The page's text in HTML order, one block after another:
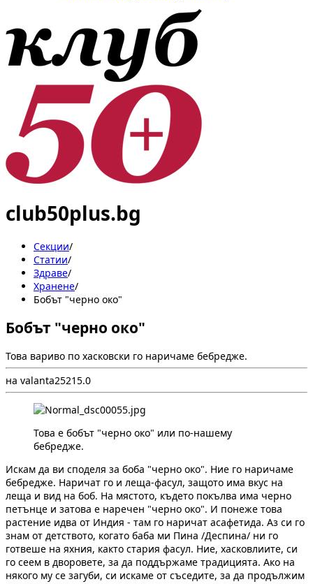
club50plus.bg
Секции/
Статии/
Здраве/
Хранене/
Бобът "черно око"
Бобът "черно око"
Това вариво по хасковски го наричаме бебредже.
на valanta25215.0
Това е бобът "черно око" или по-нашему
бебредже.
Искам да ви споделя за боба "черно око". Ние го наричаме
бебредже. Наричат го и леща-фасул, защото има вкус на
леща и вид на боб. На мястото, където покълва има черно
петънце и затова е наречен "черно око". И понеже това
растение идва от Индия - там го наричат асафетида. Аз си го
знам от детството, когато баба ми Пина /Деспина/ ни го
готвеше на яхния, както стария фасул. Ние, хасковлиите, си
го сеем в дворовете, за да поддържаме традицията. Ако на
някого му се загуби, си искаме от съседите, за да продължим